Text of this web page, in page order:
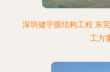
深圳健宇膜结构工程 东
工方